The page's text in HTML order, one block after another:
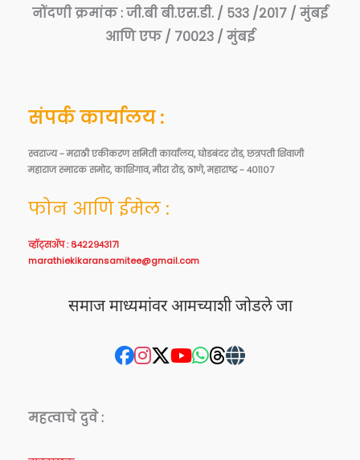
नोंदणी क्रमांक : जी.बी बी.एस.डी. / ५३३ /२०१७ / मुंबई
आणि एफ / ७००२३ / मुंबई
संपर्क कार्यालय :
स्वराज्य - मराठी एकीकरण समिती कार्यालय, घोडबंदर रोड, छत्रपती शिवाजी
महाराज स्मारक समोर, काशिगाव, मीरा रोड, ठाणे, महाराष्ट्र - ४०११०७
फोन आणि ईमेल :
व्हॉट्सॲप : ८४२२९४३१७१
marathiekikaransamitee@gmail.com
समाज माध्यमांवर आमच्याशी जोडले जा
महत्वाचे दुवे :